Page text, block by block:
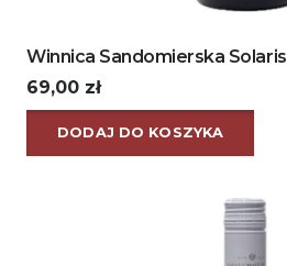
Winnica Sandomierska Solaris
69,00 zł
DODAJ DO KOSZYKA